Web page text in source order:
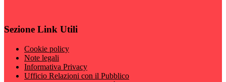
Sezione Link Utili
Cookie policy
Note legali
Informativa Privacy
Ufficio Relazioni con il Pubblico